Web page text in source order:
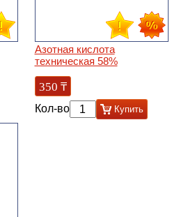
Азотная кислота
техническая 58%
350 ₸
Кол-во Купить